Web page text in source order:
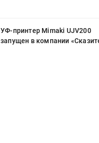
УФ-принтер Mimaki UJV200
запущен в компании